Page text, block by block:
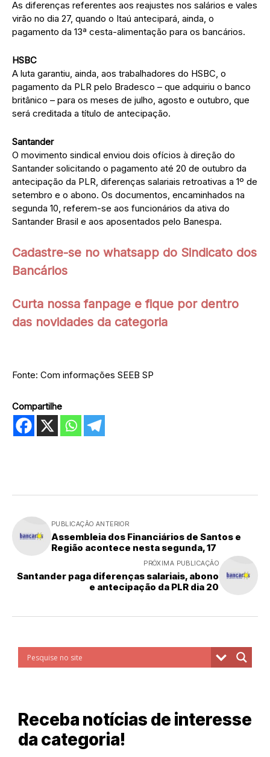
As diferenças referentes aos reajustes nos salários e vales
virão no dia 27, quando o Itaú antecipará, ainda, o
pagamento da 13ª cesta-alimentação para os bancários.
HSBC
A luta garantiu, ainda, aos trabalhadores do HSBC, o
pagamento da PLR pelo Bradesco – que adquiriu o banco
britânico – para os meses de julho, agosto e outubro, que
será creditada a título de antecipação.
Santander
O movimento sindical enviou dois ofícios à direção do
Santander solicitando o pagamento até 20 de outubro da
antecipação da PLR, diferenças salariais retroativas a 1º de
setembro e o abono. Os documentos, encaminhados na
segunda 10, referem-se aos funcionários da ativa do
Santander Brasil e aos aposentados pelo Banespa.
Cadastre-se no whatsapp do Sindicato dos
Bancários
Curta nossa fanpage e fique por dentro
das novidades da categoria
Fonte: Com informações SEEB SP
Compartilhe
PUBLICAÇÃO ANTERIOR
Assembleia dos Financiários de Santos e
Região acontece nesta segunda, 17
PRÓXIMA PUBLICAÇÃO
Santander paga diferenças salariais, abono
e antecipação da PLR dia 20
Receba notícias de interesse
da categoria!